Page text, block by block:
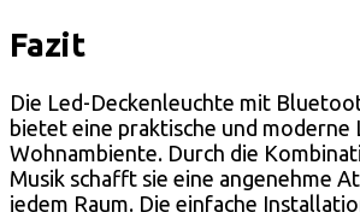
Fazit
Die Led-Deckenleuchte mit
bietet eine praktische und moderne
Wohnambiente. Durch die
Musik schafft sie eine angenehme
jedem Raum. Die einfache